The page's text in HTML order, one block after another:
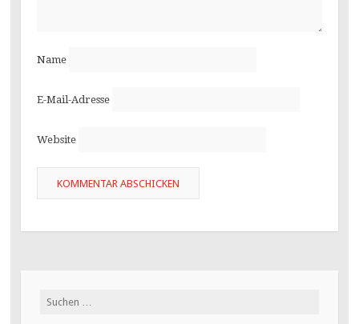
Name
E-Mail-Adresse
Website
Suchen